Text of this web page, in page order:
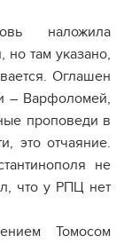
наложила
там указано,
Оглашен
– Варфоломей,
проповеди в
это отчаяние.
не
что у РПЦ нет
Томосом